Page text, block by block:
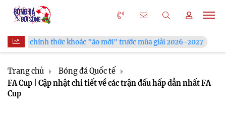
thức khoác "áo mới" trước mùa giải 2026-2027 Xã Hùng
Trang chủ
Bóng đá Quốc tế
FA Cup | Cập nhật chi tiết về các trận đấu hấp dẫn nhất FA
Cup